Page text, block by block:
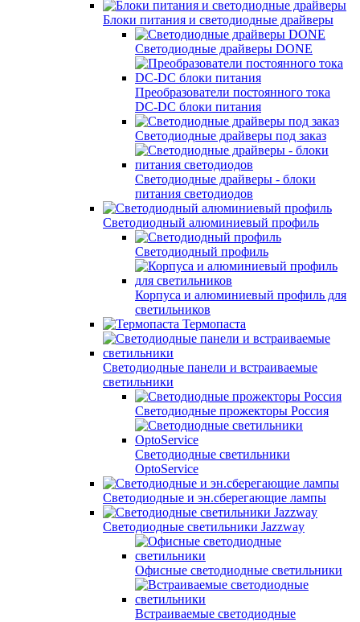
Блоки питания и светодиодные драйверы
Светодиодные драйверы DONE
Преобразователи постоянного тока
DC-DC блоки питания
Светодиодные драйверы под заказ
Светодиодные драйверы - блоки
питания светодиодов
Светодиодный алюминиевый профиль
Светодиодный профиль
Корпуса и алюминиевый профиль для
светильников
Термопаста
Светодиодные панели и встраиваемые
светильники
Светодиодные прожекторы Россия
Светодиодные светильники
OptoService
Светодиодные и эн.сберегающие лампы
Светодиодные светильники Jazzway
Офисные светодиодные светильники
Встраиваемые светодиодные